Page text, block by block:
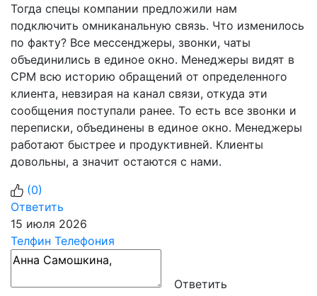
Тогда спецы компании предложили нам
подключить омниканальную связь. Что изменилось
по факту? Все мессенджеры, звонки, чаты
объединились в единое окно. Менеджеры видят в
СРМ всю историю обращений от определенного
клиента, невзирая на канал связи, откуда эти
сообщения поступали ранее. То есть все звонки и
переписки, объединены в единое окно. Менеджеры
работают быстрее и продуктивней. Клиенты
довольны, а значит остаются с нами.
(0)
Ответить
15 июля 2026
Телфин Телефония
Ответить